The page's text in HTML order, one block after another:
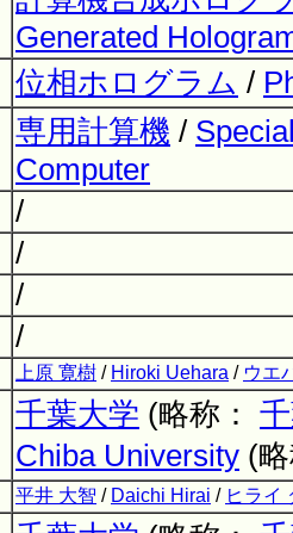
Generated
位相ホログラム /
専用計算機 /
Computer
/
/
/
/
上原 寛樹 / Hiroki Uehara / ウエ
千葉大学 (略称：
Chiba University (
平井 大智 / Daichi Hirai / ヒライ